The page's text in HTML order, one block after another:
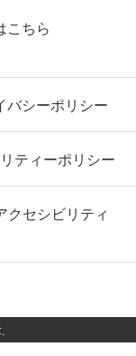
こちら
バシーポリシー
ティーポリシー
クセシビリティ